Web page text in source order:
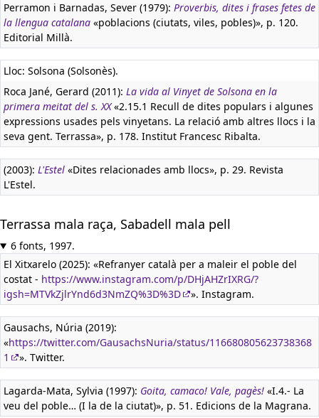
Perramon i Barnadas, Sever (1979): Proverbis, dites i frases fetes de
la llengua catalana «poblacions (ciutats, viles, pobles)», p. 120.
Editorial Millà.
Lloc: Solsona (Solsonès).
Roca Jané, Gerard (2011): La vida al Vinyet de Solsona en la
primera meitat del s. XX«2.15.1 Recull de dites populars i algunes
expressions usades pels vinyetans. La relació amb altres llocs i la
seva gent. Terrassa», p. 178. Institut Francesc Ribalta.
(2003): L'Estel «Dites relacionades amb llocs», p. 29. Revista
L'Estel.
Terrassa mala raça, Sabadell mala pell
6 fonts, 1997.
El Xitxarelo (2025): «Refranyer català per a maleir el poble del
costat - https://www.instagram.com/p/DHjAHZrIXRG/?
igsh=MTVkZjlrYnd6d3NmZQ%3D%3D
». Instagram.
Gausachs, Núria (2019):
«https://twitter.com/GausachsNuria/status/116680805623738368
1
». Twitter.
Lagarda-Mata, Sylvia (1997): Goita, camaco! Vale, pagès! «I.4.- La
veu del poble… (I la de la ciutat)», p. 51. Edicions de la Magrana.